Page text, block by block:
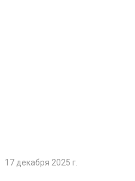
17 декабря 2025 г.